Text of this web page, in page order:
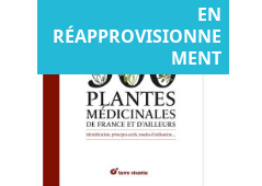
EN
RÉAPPROVISIONNE
MENT